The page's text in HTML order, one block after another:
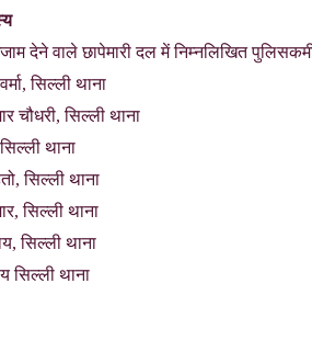
देने वाले छापेमारी दल में निम्नलिखित
सिल्ली थाना
चौधरी, सिल्ली थाना
थाना
सिल्ली थाना
सिल्ली थाना
सिल्ली थाना
सिल्ली थाना